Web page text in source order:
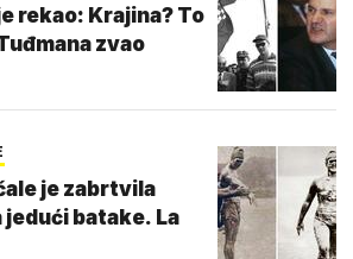
rekao: Krajina? To
zvao
je zabrtvila
batake. La